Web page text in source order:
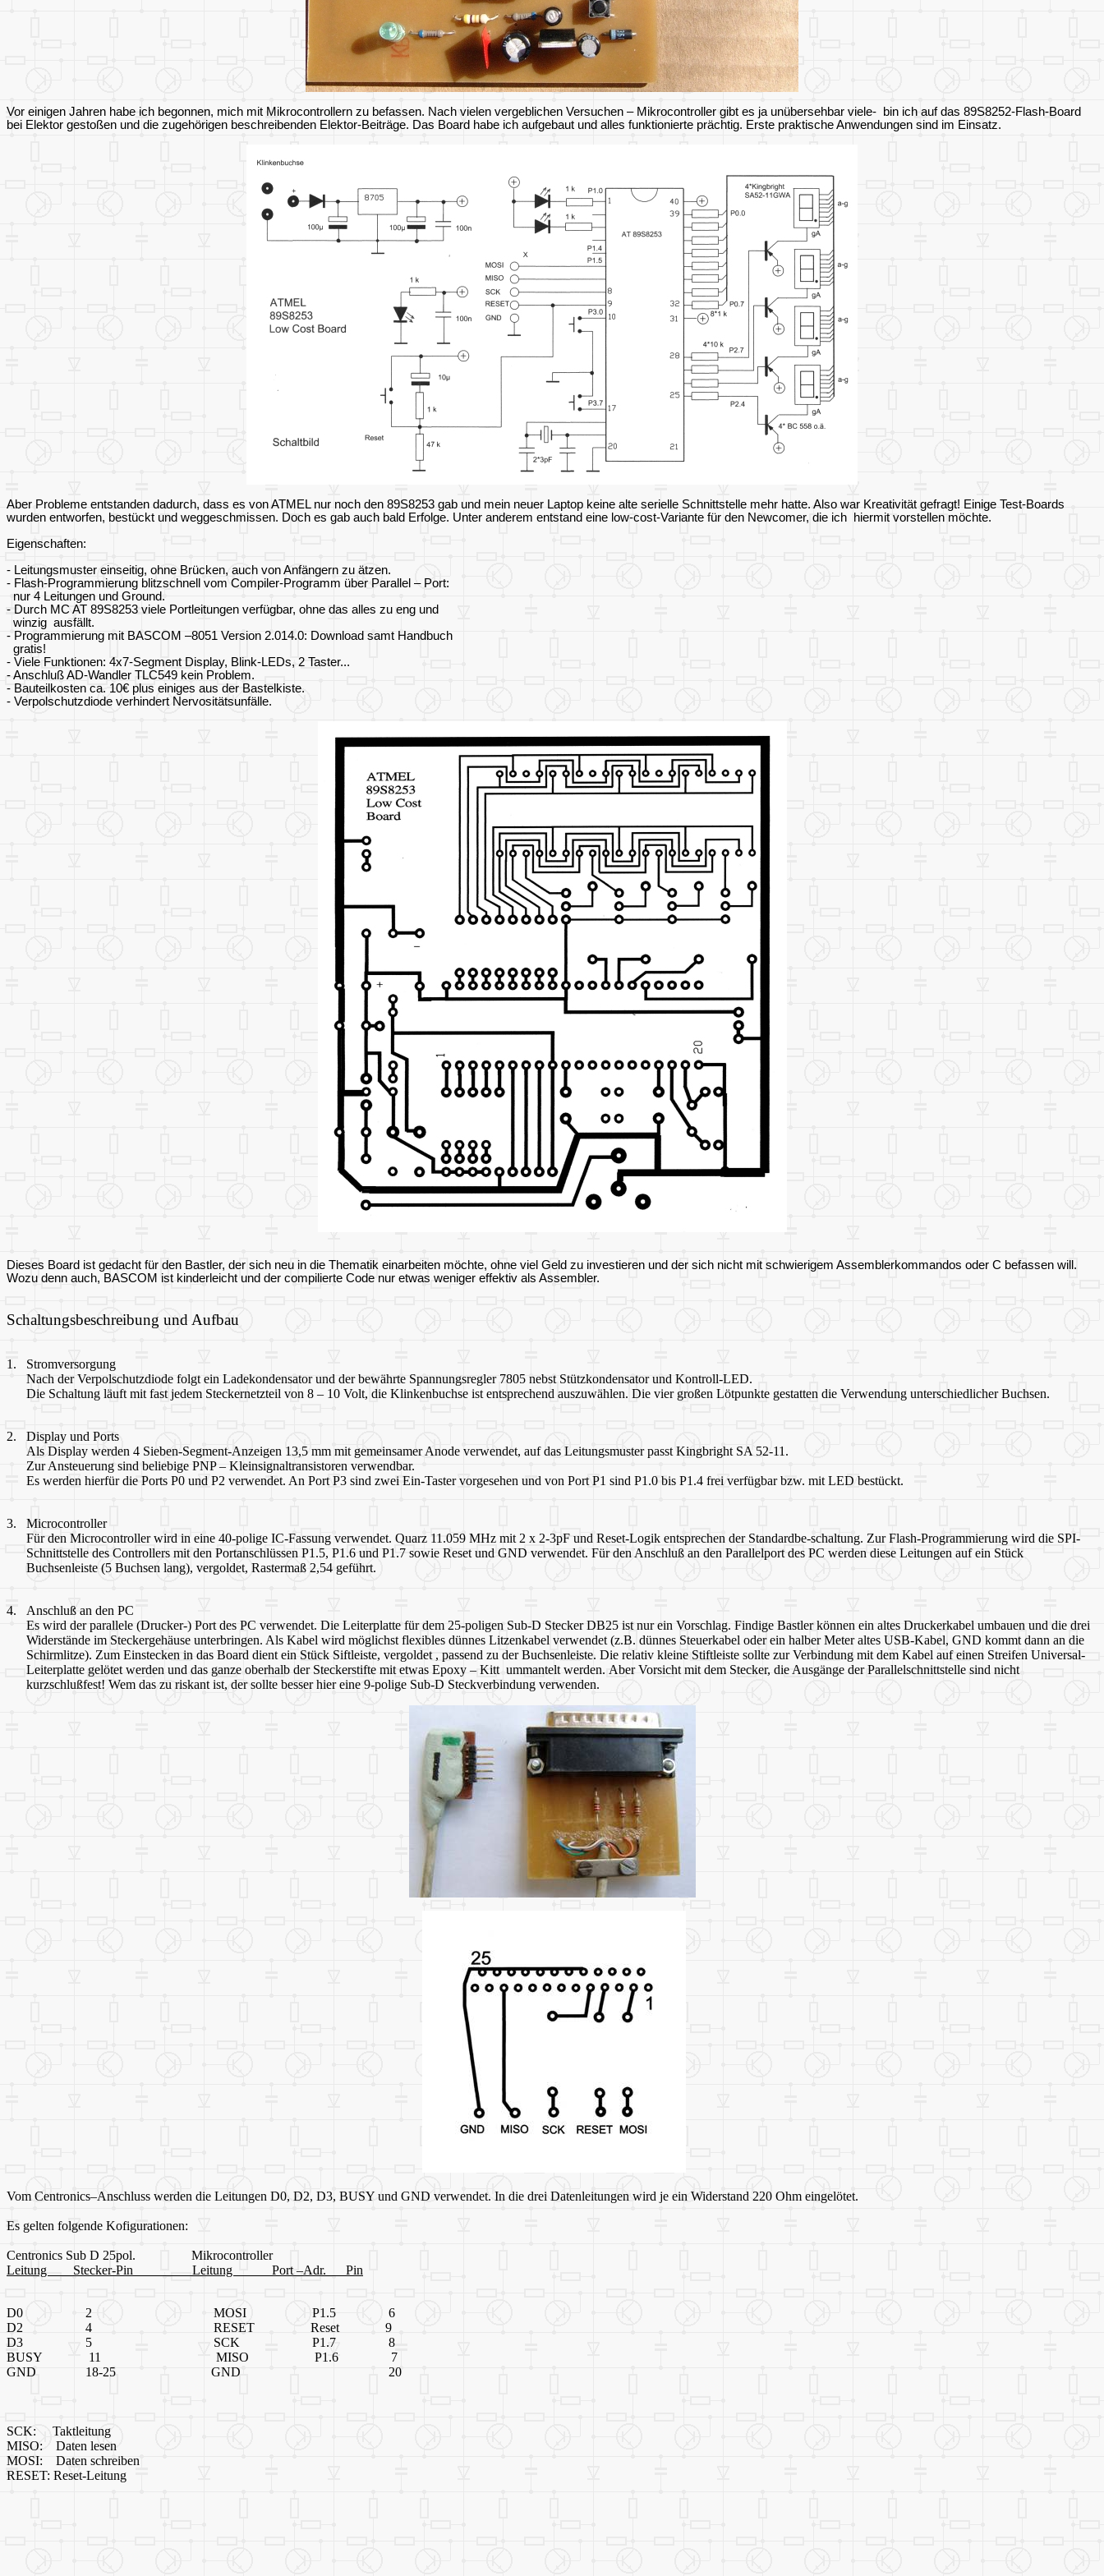
Vor einigen Jahren habe ich begonnen, mich mit Mikrocontrollern zu befassen. Nach vielen vergeblichen Versuchen – Mikrocontroller gibt es ja unübersehbar viele- bin ich auf das 89S8252-Flash-Board
bei Elektor gestoßen und die zugehörigen beschreibenden Elektor-Beiträge. Das Board habe ich aufgebaut und alles funktionierte prächtig. Erste praktische Anwendungen sind im Einsatz.
Aber Probleme entstanden dadurch, dass es von ATMEL nur noch den 89S8253 gab und mein neuer Laptop keine alte serielle Schnittstelle mehr hatte. Also war Kreativität gefragt! Einige Test-Boards
wurden entworfen, bestückt und weggeschmissen. Doch es gab auch bald Erfolge. Unter anderem entstand eine low-cost-Variante für den Newcomer, die ich
hiermit vorstellen möchte.
Eigenschaften:
- Leitungsmuster einseitig, ohne Brücken, auch von Anfängern zu ätzen.
- Flash-Programmierung blitzschnell vom Compiler-Programm über Parallel – Port:
nur 4 Leitungen und Ground.
- Durch MC AT 89S8253 viele Portleitungen verfügbar, ohne das alles zu eng und
winzig ausfällt.
- Programmierung mit BASCOM –8051 Version 2.014.0: Download samt Handbuch
gratis!
- Viele Funktionen: 4x7-Segment Display, Blink-LEDs, 2 Taster...
- Anschluß AD-Wandler TLC549 kein Problem.
- Bauteilkosten ca. 10€ plus einiges aus der Bastelkiste.
- Verpolschutzdiode verhindert Nervositätsunfälle.
Dieses Board ist gedacht für den Bastler, der sich neu in die Thematik einarbeiten möchte, ohne viel Geld zu investieren und der sich nicht mit schwierigem Assemblerkommandos oder C befassen will.
Wozu denn auch, BASCOM ist kinderleicht und der compilierte Code nur etwas weniger effektiv als Assembler.
Schaltungsbeschreibung und Aufbau
1.
Stromversorgung
Nach der Verpolschutzdiode folgt ein Ladekondensator und der bewährte Spannungsregler 7805 nebst Stützkondensator und Kontroll-LED.
Die Schaltung läuft mit fast jedem Steckernetzteil von 8 – 10 Volt, die Klinkenbuchse ist entsprechend auszuwählen. Die vier großen Lötpunkte gestatten die Verwendung unterschiedlicher Buchsen.
2.
Display und Ports
Als Display werden 4 Sieben-Segment-Anzeigen 13,5 mm mit gemeinsamer Anode verwendet, auf das Leitungsmuster passt Kingbright SA 52-11.
Zur Ansteuerung sind beliebige PNP – Kleinsignaltransistoren verwendbar.
Es werden hierfür die Ports P0 und P2 verwendet. An Port P3 sind zwei Ein-Taster vorgesehen und von Port P1 sind P1.0 bis P1.4 frei verfügbar bzw. mit LED bestückt.
3.
Microcontroller
Für den Microcontroller wird in eine 40-polige IC-Fassung verwendet. Quarz 11.059 MHz mit 2 x 2-3pF und Reset-Logik entsprechen der Standardbe-schaltung. Zur Flash-Programmierung wird die SPI-
Schnittstelle des Controllers mit den Portanschlüssen P1.5, P1.6 und P1.7 sowie Reset und GND verwendet. Für den Anschluß an den Parallelport des PC werden diese Leitungen auf ein Stück
Buchsenleiste (5 Buchsen lang), vergoldet, Rastermaß 2,54 geführt.
4.
Anschluß an den PC
Es wird der parallele (Drucker-) Port des PC verwendet. Die Leiterplatte für dem 25-poligen Sub-D Stecker DB25 ist nur ein Vorschlag. Findige Bastler können ein altes Druckerkabel umbauen und die drei
Widerstände im Steckergehäuse unterbringen. Als Kabel wird möglichst flexibles dünnes Litzenkabel verwendet (z.B. dünnes Steuerkabel oder ein halber Meter altes USB-Kabel, GND kommt dann an die
Schirmlitze). Zum Einstecken in das Board dient ein Stück Siftleiste, vergoldet , passend zu der Buchsenleiste. Die relativ kleine Stiftleiste sollte zur Verbindung mit dem Kabel auf einen Streifen Universal-
Leiterplatte gelötet werden und das ganze oberhalb der Steckerstifte mit etwas Epoxy – Kitt ummantelt werden. Aber Vorsicht mit dem Stecker, die Ausgänge der Parallelschnittstelle sind nicht
kurzschlußfest! Wem das zu riskant ist, der sollte besser hier eine 9-polige Sub-D Steckverbindung verwenden.
Vom Centronics–Anschluss werden die Leitungen D0, D2, D3, BUSY und GND verwendet. In die drei Datenleitungen wird je ein Widerstand 220 Ohm eingelötet.
Es gelten folgende Kofigurationen:
Centronics Sub D 25pol. Mikrocontroller
Leitung Stecker-Pin Leitung Port –Adr. Pin
D0 2 MOSI P1.5 6
D2 4 RESET Reset 9
D3 5 SCK P1.7 8
BUSY 11 MISO P1.6 7
GND 18-25 GND 20
SCK: Taktleitung
MISO: Daten lesen
MOSI: Daten schreiben
RESET: Reset-Leitung